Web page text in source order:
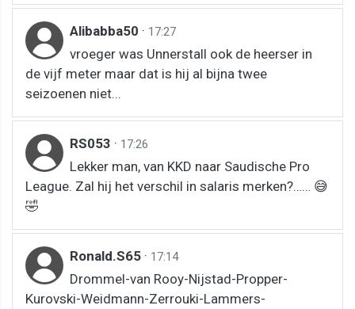
Alibabba50 · 17:27
vroeger was Unnerstall ook de heerser in
de vijf meter maar dat is hij al bijna twee
seizoenen niet...
RS053 · 17:26
Lekker man, van KKD naar Saudische Pro
League. Zal hij het verschil in salaris merken?…… 😅
🤣
Ronald.S65 · 17:14
Drommel-van Rooy-Nijstad-Propper-
Kurovski-Weidmann-Zerrouki-Lammers-